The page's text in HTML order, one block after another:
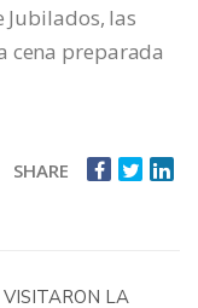
Jubilados, las
cena preparada
SHARE
VISITARON LA